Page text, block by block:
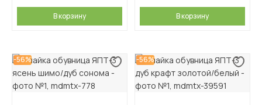
В корзину В корзину
-56% -56%